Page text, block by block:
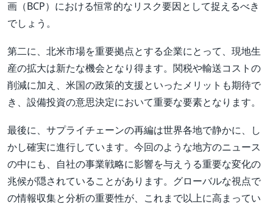
画（BCP）における恒常的なリスク要因として捉えるべき
でしょう。
第二に、北米市場を重要拠点とする企業にとって、現地生
産の拡大は新たな機会となり得ます。関税や輸送コストの
削減に加え、米国の政策的支援といったメリットも期待で
き、設備投資の意思決定において重要な要素となります。
最後に、サプライチェーンの再編は世界各地で静かに、し
かし確実に進行しています。今回のような地方のニュース
の中にも、自社の事業戦略に影響を与えうる重要な変化の
兆候が隠されていることがあります。グローバルな視点で
の情報収集と分析の重要性が、これまで以上に高まってい